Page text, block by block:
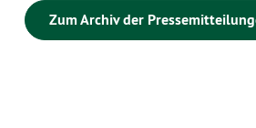
Zum Archiv der